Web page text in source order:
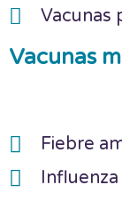
Vacunas
Vacunas
Fiebre
Influenza